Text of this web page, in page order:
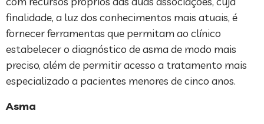
finalidade, a luz dos conhecimentos mais atuais, é
fornecer ferramentas que permitam ao clínico
estabelecer o diagnóstico de asma de modo mais
preciso, além de permitir acesso a tratamento mais
especializado a pacientes menores de cinco anos.
Asma